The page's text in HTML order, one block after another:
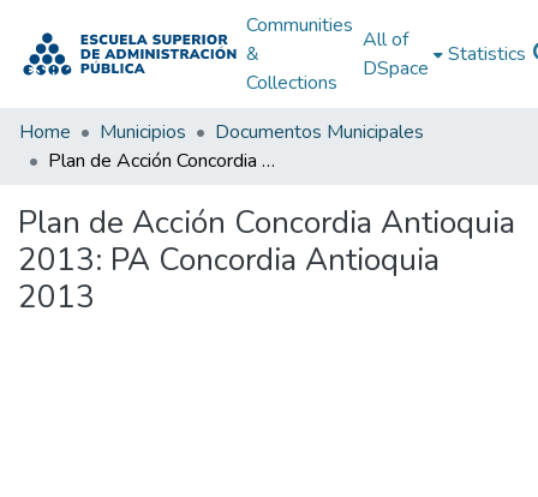
Communities
&
Collections
All of
DSpace
Statistics
Home Municipios
Documentos Municipales
Plan de Acción Concordia Antioquia 2013: PA Concordia Antioquia 2013
Plan de Acción Concordia Antioquia
2013: PA Concordia Antioquia
2013